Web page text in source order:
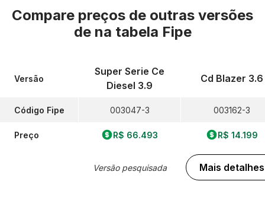
Compare preços de outras versões
de na tabela Fipe
Versão
Código Fipe
Preço
Super Serie Ce
Diesel 3.9
003047-3
R$ 66.493
Versão pesquisada
Cd Blazer 3.6
003162-3
R$ 14.199
Mais detalhes